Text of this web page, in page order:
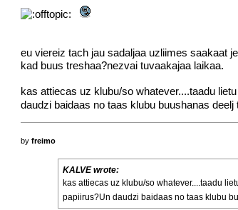
eu viereiz tach jau sadaljaa uzliimes saakaat
kad buus treshaa?nezvai tuvaakajaa laikaa.
kas attiecas uz klubu/so whatever....taadu
daudzi baidaas no taas klubu buushanas
byfreimo
KALVE wrote:
kas attiecas uz klubu/so whatever....taadu
papiirus?Un daudzi baidaas no taas klubu